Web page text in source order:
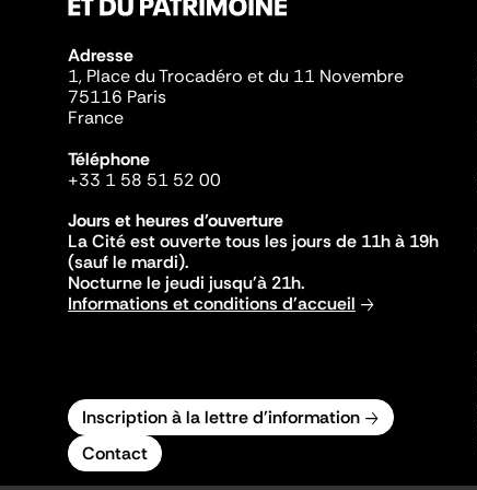
Adresse
1, Place du Trocadéro et du 11 Novembre
75116 Paris
France
Téléphone
+33 1 58 51 52 00
Jours et heures d'ouverture
La Cité est ouverte tous les jours de 11h à 19h
(sauf le mardi).
Nocturne le jeudi jusqu'à 21h.
Informations et conditions d'accueil
Inscription à la lettre d'information
Contact